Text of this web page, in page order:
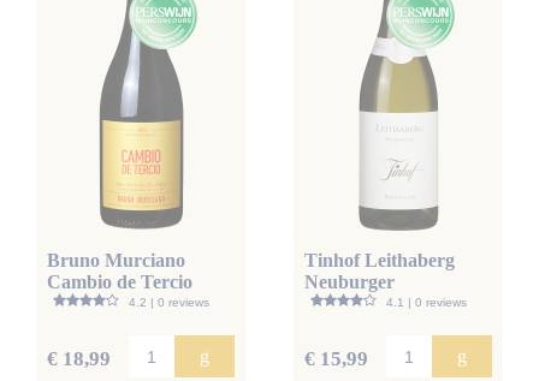
Bruno Murciano
Cambio de Tercio
4.2 | 0 reviews
€ 18,99 g
Tinhof Leithaberg
Neuburger
4.1 | 0 reviews
€ 15,99 g